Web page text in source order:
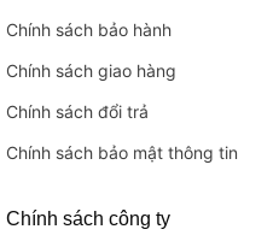
Chính sách bảo hành
Chính sách giao hàng
Chính sách đổi trả
Chính sách bảo mật thông tin
Chính sách công ty